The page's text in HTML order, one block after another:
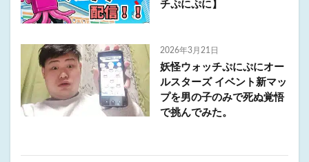
チぷにぷに】
2026年3月21日
妖怪ウォッチぷにぷにオー
ルスターズ イベント新マッ
プを男の子のみで死ぬ覚悟
で挑んでみた。